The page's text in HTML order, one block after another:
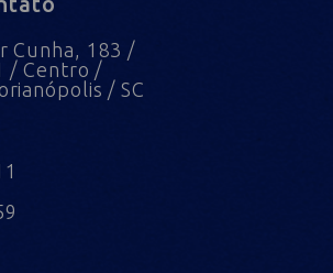
Cunha, 183 /
/ Centro /
/ SC